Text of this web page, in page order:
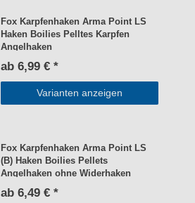
Fox Karpfenhaken Arma Point LS
Haken Boilies Pelltes Karpfen
Angelhaken
ab 6,99 € *
Varianten anzeigen
Fox Karpfenhaken Arma Point LS
(B) Haken Boilies Pellets
Angelhaken ohne Widerhaken
ab 6,49 € *